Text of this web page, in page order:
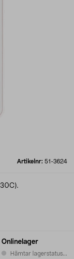
Artikelnr: 51-3624
Onlinelager
Hämtar lagerstatus...